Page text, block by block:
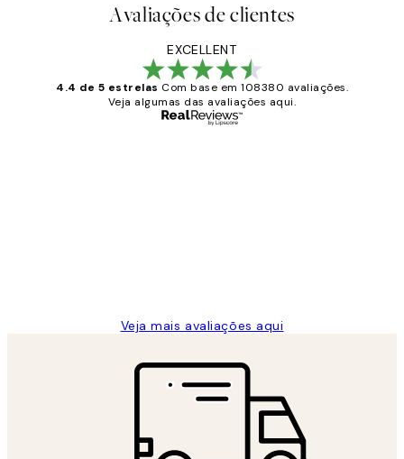
Avaliações de clientes
EXCELLENT
4.4 de 5 estrelas Com base em 108380 avaliações.
Veja algumas das avaliações aqui.
Veja mais avaliações aqui